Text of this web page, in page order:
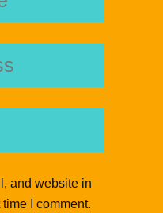
and website in
I comment.